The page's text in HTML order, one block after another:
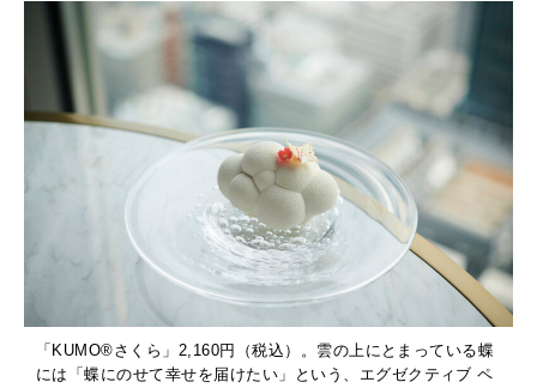
「KUMO®さくら」2,160円（税込）。雲の上にとまっている蝶
には「蝶にのせて幸せを届けたい」という、エグゼクティブ ペ